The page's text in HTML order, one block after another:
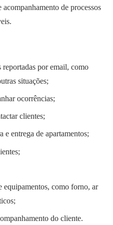
de processos
por email, como
situações;
ocorrências;
clientes;
e entrega de apartamentos;
como forno, ar
do cliente.